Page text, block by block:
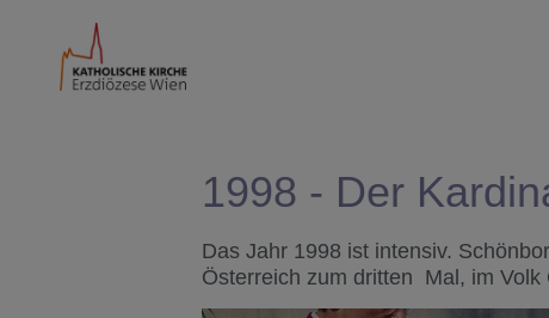
1998 - Der
Das Jahr 1998 ist intensiv.
Österreich zum dritten Mal, im Volk